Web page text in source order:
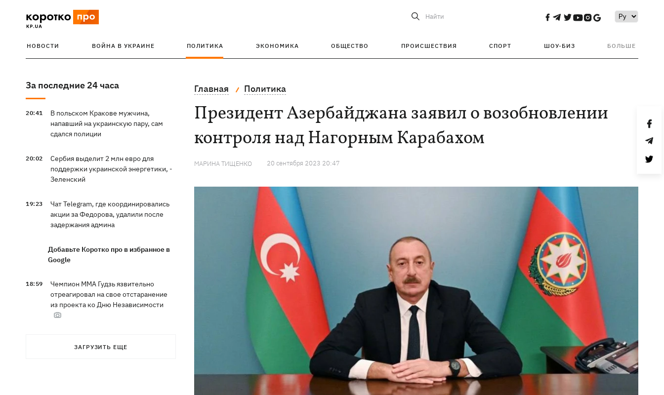
Найти
НОВОСТИ ВОЙНА В УКРАИНЕ ПОЛИТИКА ЭКОНОМИКА ОБЩЕСТВО ПРОИСШЕСТВИЯ СПОРТ ШОУ-БИЗ БОЛЬШЕ
За последние 24 часа
20:41
В польском Кракове мужчина,
напавший на украинскую пару, сам
сдался полиции
20:02
Сербия выделит 2 млн евро для
поддержки украинской энергетики, -
Зеленский
19:23
Чат Telegram, где координировались
акции за Федорова, удалили после
задержания админа
Добавьте Коротко про в избранное в
Google
18:59
Чемпион ММА Гудзь язвительно
отреагировал на свое отстаранение
из проекта ко Дню Независимости
тесты ИИ-модели Astra из-за
ЗАГРУЗИТЬ ЕЩЕ
Главная Политика
Президент Азербайджана заявил о возобновлении
контроля над Нагорным Карабахом
МАРИНА ТИЩЕНКО 20 сентября 2023 20:47